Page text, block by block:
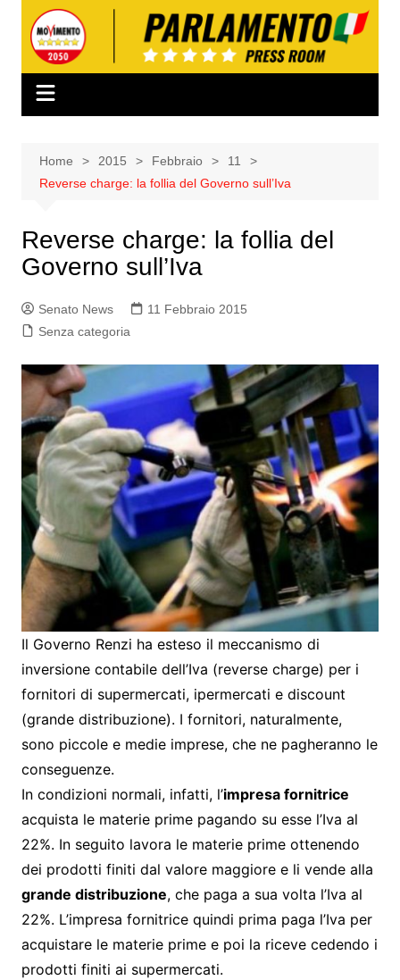
contenuto
Home 2015 Febbraio
11
Reverse charge: la follia del Governo sull’Iva
Reverse charge: la follia del
Governo sull’Iva
Senato News
11 Febbraio 2015
Senza categoria
Il Governo Renzi ha esteso il meccanismo di
inversione contabile dell’Iva (reverse charge) per i
fornitori di supermercati, ipermercati e discount
(grande distribuzione). I fornitori, naturalmente,
sono piccole e medie imprese, che ne pagheranno le
conseguenze.
In condizioni normali, infatti, l’impresa fornitrice
acquista le materie prime pagando su esse l’Iva al
22%. In seguito lavora le materie prime ottenendo
dei prodotti finiti dal valore maggiore e li vende alla
grande distribuzione, che paga a sua volta l’Iva al
22%. L’impresa fornitrice quindi prima paga l’Iva per
acquistare le materie prime e poi la riceve cedendo i
prodotti finiti ai supermercati.